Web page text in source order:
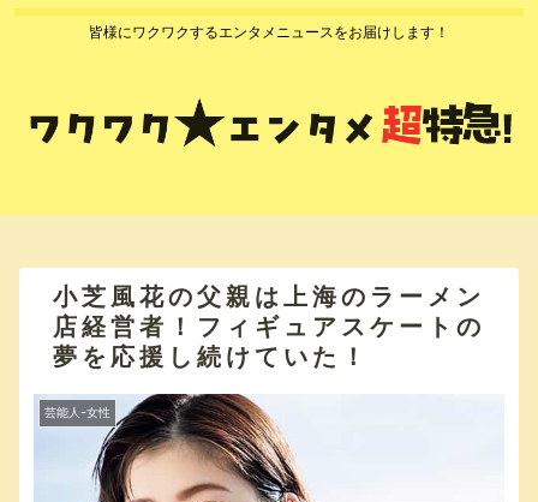
皆様にワクワクするエンタメニュースをお届けします！
小芝風花の父親は上海のラーメン
店経営者！フィギュアスケートの
夢を応援し続けていた！
芸能人ｰ女性